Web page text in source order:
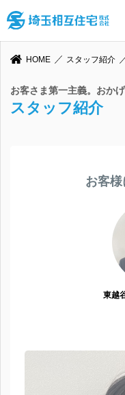
HOME スタッフ紹介
お客さま第一主義。おか
スタッフ紹介
お客様
東越